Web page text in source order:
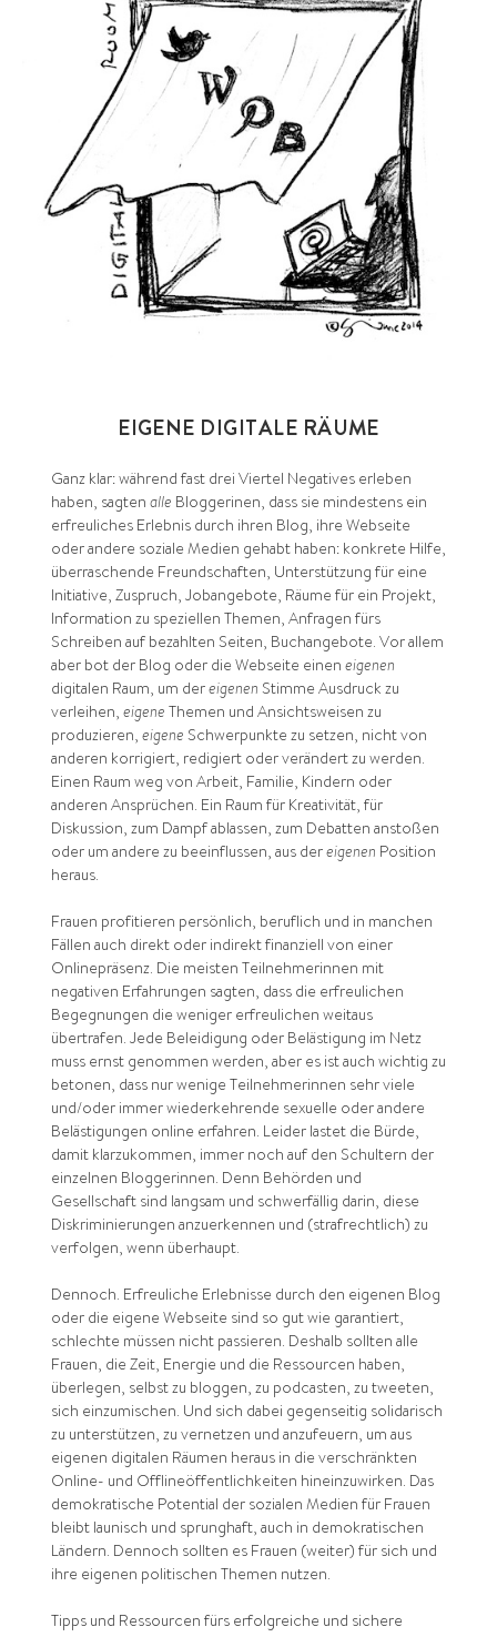
EIGENE DIGITALE RÄUME
Ganz klar: während fast drei Viertel Negatives erleben
haben, sagten alle Bloggerinen, dass sie mindestens ein
erfreuliches Erlebnis durch ihren Blog, ihre Webseite
oder andere soziale Medien gehabt haben: konkrete Hilfe,
überraschende Freundschaften, Unterstützung für eine
Initiative, Zuspruch, Jobangebote, Räume für ein Projekt,
Information zu speziellen Themen, Anfragen fürs
Schreiben auf bezahlten Seiten, Buchangebote. Vor allem
aber bot der Blog oder die Webseite einen eigenen
digitalen Raum, um der eigenen Stimme Ausdruck zu
verleihen, eigene Themen und Ansichtsweisen zu
produzieren, eigene Schwerpunkte zu setzen, nicht von
anderen korrigiert, redigiert oder verändert zu werden.
Einen Raum weg von Arbeit, Familie, Kindern oder
anderen Ansprüchen. Ein Raum für Kreativität, für
Diskussion, zum Dampf ablassen, zum Debatten anstoßen
oder um andere zu beeinflussen, aus der eigenen Position
heraus.
Frauen profitieren persönlich, beruflich und in manchen
Fällen auch direkt oder indirekt finanziell von einer
Onlinepräsenz. Die meisten Teilnehmerinnen mit
negativen Erfahrungen sagten, dass die erfreulichen
Begegnungen die weniger erfreulichen weitaus
übertrafen. Jede Beleidigung oder Belästigung im Netz
muss ernst genommen werden, aber es ist auch wichtig zu
betonen, dass nur wenige Teilnehmerinnen sehr viele
und/oder immer wiederkehrende sexuelle oder andere
Belästigungen online erfahren. Leider lastet die Bürde,
damit klarzukommen, immer noch auf den Schultern der
einzelnen Bloggerinnen. Denn Behörden und
Gesellschaft sind langsam und schwerfällig darin, diese
Diskriminierungen anzuerkennen und (strafrechtlich) zu
verfolgen, wenn überhaupt.
Dennoch. Erfreuliche Erlebnisse durch den eigenen Blog
oder die eigene Webseite sind so gut wie garantiert,
schlechte müssen nicht passieren. Deshalb sollten alle
Frauen, die Zeit, Energie und die Ressourcen haben,
überlegen, selbst zu bloggen, zu podcasten, zu tweeten,
sich einzumischen. Und sich dabei gegenseitig solidarisch
zu unterstützen, zu vernetzen und anzufeuern, um aus
eigenen digitalen Räumen heraus in die verschränkten
Online- und Offlineöffentlichkeiten hineinzuwirken. Das
demokratische Potential der sozialen Medien für Frauen
bleibt launisch und sprunghaft, auch in demokratischen
Ländern. Dennoch sollten es Frauen (weiter) für sich und
ihre eigenen politischen Themen nutzen.
Tipps und Ressourcen fürs erfolgreiche und sichere